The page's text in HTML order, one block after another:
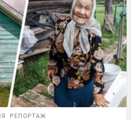
РЕПОРТАЖ